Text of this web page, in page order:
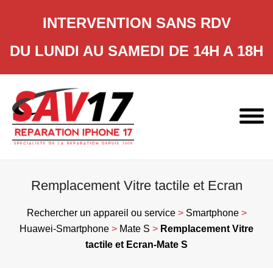
INTERVENTION SANS RDV
DU LUNDI AU SAMEDI DE 14H A 18H
content
Remplacement Vitre tactile et Ecran
Rechercher un appareil ou service> Smartphone>
Huawei-Smartphone > Mate S > Remplacement Vitre
tactile et Ecran-Mate S